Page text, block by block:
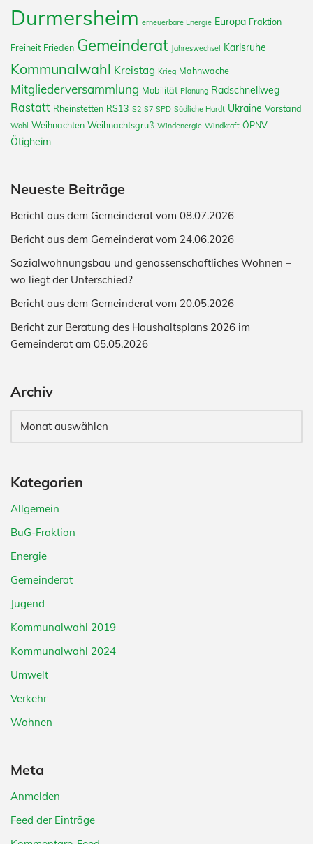
Durmersheim erneuerbare Energie Europa Fraktion
Freiheit Frieden Gemeinderat Jahreswechsel Karlsruhe
Kommunalwahl Kreistag Krieg Mahnwache
Mitgliederversammlung Mobilität Planung Radschnellweg
Rastatt Rheinstetten RS13 S2 S7 SPD Südliche Hardt Ukraine Vorstand
Wahl Weihnachten Weihnachtsgruß Windenergie Windkraft ÖPNV
Ötigheim
Neueste Beiträge
Bericht aus dem Gemeinderat vom 08.07.2026
Bericht aus dem Gemeinderat vom 24.06.2026
Sozialwohnungsbau und genossenschaftliches Wohnen –
wo liegt der Unterschied?
Bericht aus dem Gemeinderat vom 20.05.2026
Bericht zur Beratung des Haushaltsplans 2026 im
Gemeinderat am 05.05.2026
Archiv
Kategorien
Allgemein
BuG-Fraktion
Energie
Gemeinderat
Jugend
Kommunalwahl 2019
Kommunalwahl 2024
Umwelt
Verkehr
Wohnen
Meta
Anmelden
Feed der Einträge